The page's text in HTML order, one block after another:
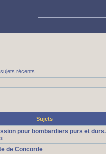
récents
Sujets
pour bombardiers purs et durs.
de Concorde